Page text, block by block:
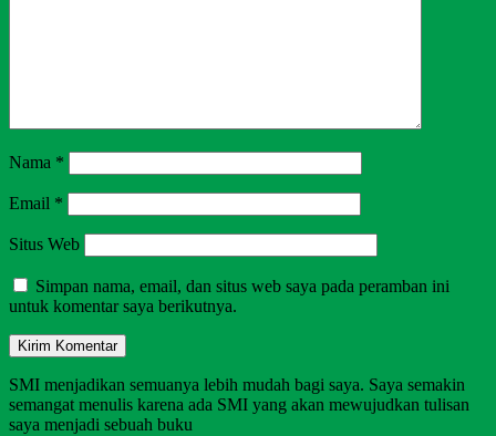
Nama *
Email *
Situs Web
Simpan nama, email, dan situs web saya pada peramban ini
untuk komentar saya berikutnya.
SMI menjadikan semuanya lebih mudah bagi saya. Saya semakin
semangat menulis karena ada SMI yang akan mewujudkan tulisan
saya menjadi sebuah buku